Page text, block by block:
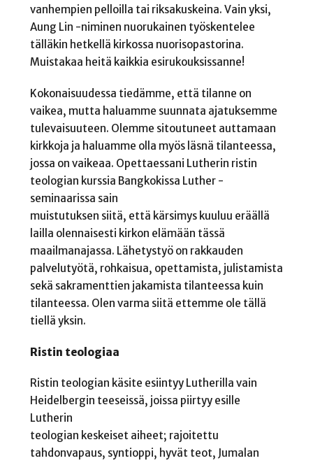
vanhempien pelloilla tai riksakuskeina. Vain yksi,
Aung Lin -niminen nuorukainen työskentelee
tälläkin hetkellä kirkossa nuorisopastorina.
Muistakaa heitä kaikkia esirukouksissanne!
Kokonaisuudessa tiedämme, että tilanne on
vaikea, mutta haluamme suunnata ajatuksemme
tulevaisuuteen. Olemme sitoutuneet auttamaan
kirkkoja ja haluamme olla myös läsnä tilanteessa,
jossa on vaikeaa. Opettaessani Lutherin ristin
teologian kurssia Bangkokissa Luther -
seminaarissa sain
muistutuksen siitä, että kärsimys kuuluu eräällä
lailla olennaisesti kirkon elämään tässä
maailmanajassa. Lähetystyö on rakkauden
palvelutyötä, rohkaisua, opettamista, julistamista
sekä sakramenttien jakamista tilanteessa kuin
tilanteessa. Olen varma siitä ettemme ole tällä
tiellä yksin.
Ristin teologiaa
Ristin teologian käsite esiintyy Lutherilla vain
Heidelbergin teeseissä, joissa piirtyy esille
Lutherin
teologian keskeiset aiheet; rajoitettu
tahdonvapaus, syntioppi, hyvät teot, Jumalan